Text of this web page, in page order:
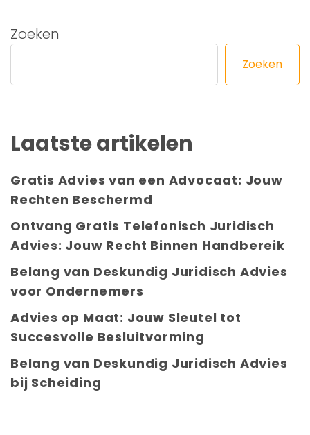
Zoeken
Zoeken
Laatste artikelen
Gratis Advies van een Advocaat: Jouw
Rechten Beschermd
Ontvang Gratis Telefonisch Juridisch
Advies: Jouw Recht Binnen Handbereik
Belang van Deskundig Juridisch Advies
voor Ondernemers
Advies op Maat: Jouw Sleutel tot
Succesvolle Besluitvorming
Belang van Deskundig Juridisch Advies
bij Scheiding